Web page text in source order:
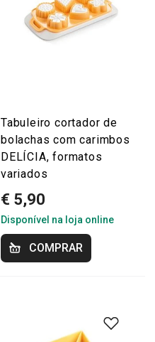
Tabuleiro cortador de
bolachas com carimbos
DELÍCIA, formatos
variados
€ 5,90
Disponível na loja online
COMPRAR